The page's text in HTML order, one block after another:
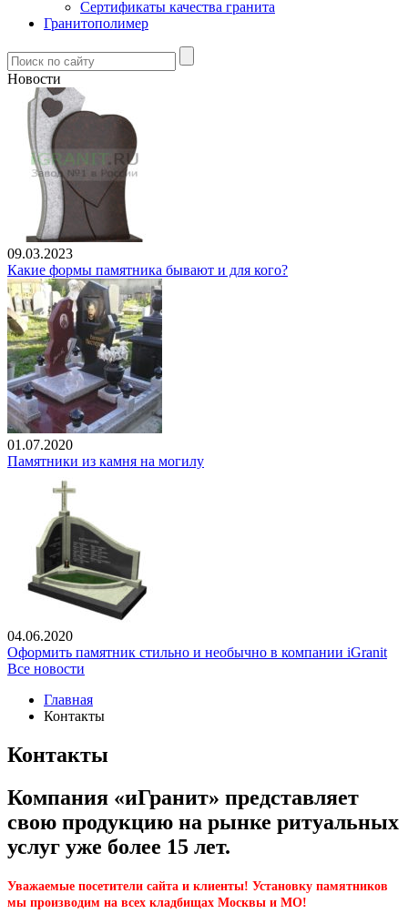
Сертификаты качества гранита
Гранитополимер
Новости
09.03.2023
Какие формы памятника бывают и для кого?
01.07.2020
Памятники из камня на могилу
04.06.2020
Оформить памятник стильно и необычно в компании iGranit
Все новости
Главная
Контакты
Контакты
Компания «иГранит» представляет
свою продукцию на рынке ритуальных
услуг уже более 15 лет.
Уважаемые посетители сайта и клиенты! Установку памятников
мы производим на всех кладбищах Москвы и МО!